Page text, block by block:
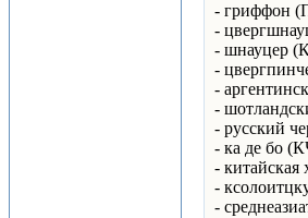
- гриффон
-
- шнауцер
-
-
-
- русский
- ка де бо
- китайская
-
-